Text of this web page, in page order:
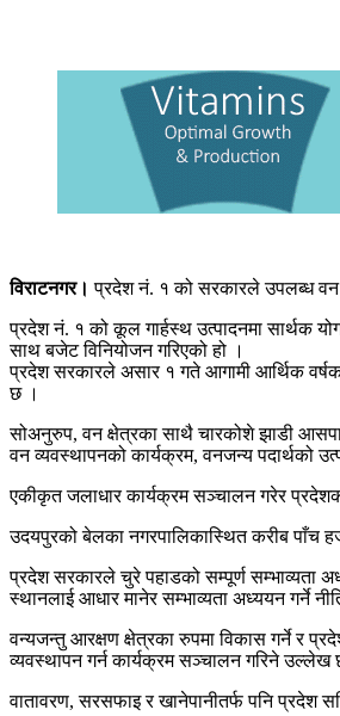
विराटनगर। प्रदेश नं. १ को सरकारले उपलब्ध वन
प्रदेश नं. १ को कूल गार्हस्थ उत्पादनमा सार्थक
साथ बजेट विनियोजन गरिएको हो ।
प्रदेश सरकारले असार १ गते आगामी आर्थिक
छ ।
सोअनुरुप, वन क्षेत्रका साथै चारकोशे झाडी
वन व्यवस्थापनको कार्यक्रम, वनजन्य पदार्थको
एकीकृत जलाधार कार्यक्रम सञ्चालन गरेर
उदयपुरको बेलका नगरपालिकास्थित करीब पाँच
प्रदेश सरकारले चुरे पहाडको सम्पूर्ण सम्भाव्यता
स्थानलाई आधार मानेर सम्भाव्यता अध्ययन गर्ने
वन्यजन्तु आरक्षण क्षेत्रका रुपमा विकास गर्ने र
व्यवस्थापन गर्न कार्यक्रम सञ्चालन गरिने उल्लेख
वातावरण, सरसफाइ र खानेपानीतर्फ पनि प्रदेश